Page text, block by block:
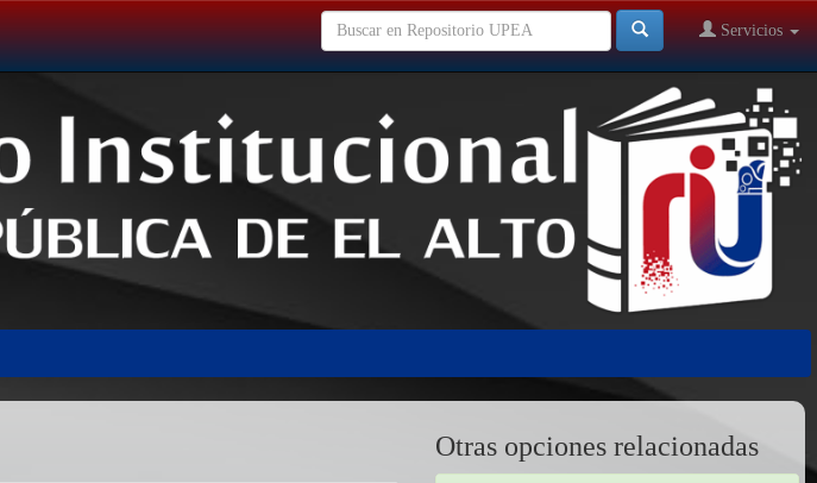
Servicios
Otras opciones relacionadas